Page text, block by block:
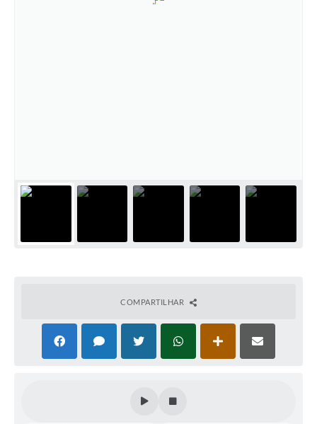
Telefones Úteis
COMPARTILHAR